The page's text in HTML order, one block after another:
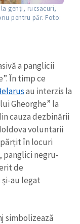
genți, ruc­sa­curi,
pen­tru păr. Foto:
a panglicii
În timp ce
au interzis la
Gheorghe” la
cauza dezbinării
voluntarii
în locuri
panglici negru-
de
au legat
simbolizează